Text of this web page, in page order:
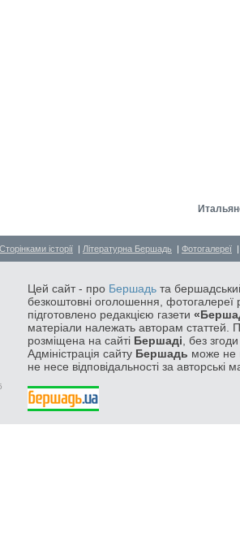
Сторінками історії | Літературна Бершадь | Фотогалереї
Цей сайт - про Бершадь та
безкоштовні оголошення, фотогалереї
підготовлено редакцією газети
матеріали належать авторам статтей.
розміщена на сайті Бершаді , без
Адміністрація сайту Бершадь може не
не несе відповідальності за авторські